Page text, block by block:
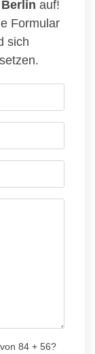
auf!
Formular
sich
84 + 56?